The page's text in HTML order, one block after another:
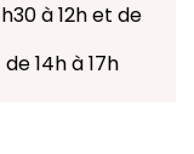
à 12h et de
14h à 17h